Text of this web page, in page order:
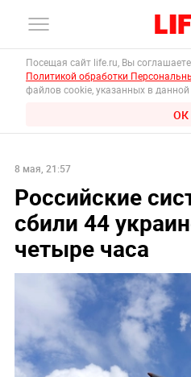
Посещая сайт life.ru, Вы
Политикой обработки
файлов cookie, указанных в данной
ОК
8 мая, 21:57
Российские
сбили 44
четыре часа